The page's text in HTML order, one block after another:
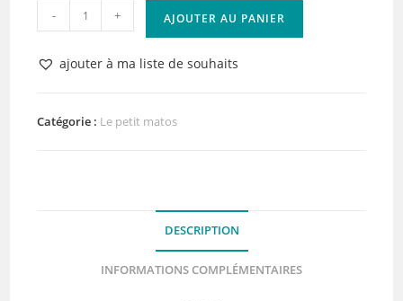
quantité
de
Autocollants
Autoagrippants,
en
- + AJOUTER AU PANIER
ajouter à ma liste de souhaits
Catégorie : Le petit matos
DESCRIPTION
INFORMATIONS COMPLÉMENTAIRES